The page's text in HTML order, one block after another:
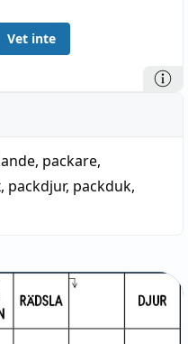
Vet inte
, packare,
, packdjur, packduk,